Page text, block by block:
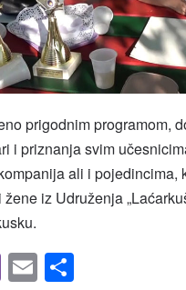
prigodnim programom,
i priznanja svim
ali i pojedincima,
iz Udruženja
ViberEmail